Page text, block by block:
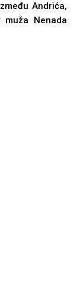
Andrića,
Nenada